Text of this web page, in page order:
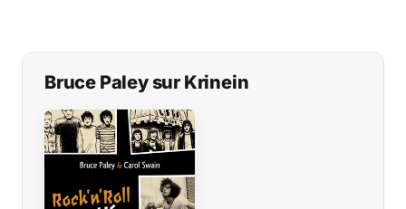
Bruce Paley sur Krinein